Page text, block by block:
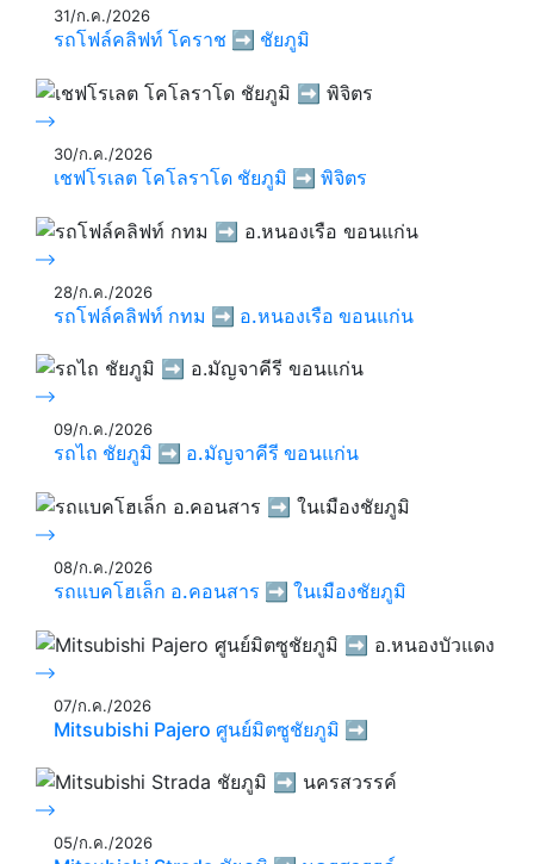
31/ก.ค./2026
รถโฟล์คลิฟท์ โคราช ➡️ ชัยภูมิ
30/ก.ค./2026
เชฟโรเลต โคโลราโด ชัยภูมิ ➡️ พิจิตร
28/ก.ค./2026
รถโฟล์คลิฟท์ กทม ➡️ อ.หนองเรือ ขอนแก่น
09/ก.ค./2026
รถไถ ชัยภูมิ ➡️ อ.มัญจาคีรี ขอนแก่น
08/ก.ค./2026
รถแบคโฮเล็ก อ.คอนสาร ➡️ ในเมืองชัยภูมิ
07/ก.ค./2026
Mitsubishi Pajero ศูนย์มิตซูชัยภูมิ ➡️
05/ก.ค./2026